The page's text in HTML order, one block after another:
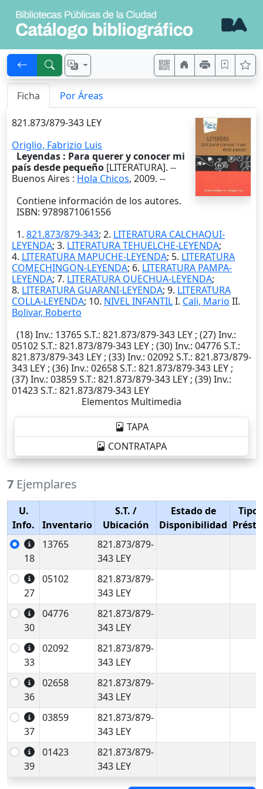
Ficha Por Áreas
821.873/879-343 LEY
Origlio, Fabrizio Luis
Leyendas : Para querer y conocer mi
país desde pequeño [LITERATURA]. --
Buenos Aires : Hola Chicos, 2009. --
Contiene información de los autores.
ISBN: 9789871061556
1. 821.873/879-343; 2. LITERATURA CALCHAQUI-
LEYENDA; 3. LITERATURA TEHUELCHE-LEYENDA;
4. LITERATURA MAPUCHE-LEYENDA; 5. LITERATURA
COMECHINGON-LEYENDA; 6. LITERATURA PAMPA-
LEYENDA; 7. LITERATURA QUECHUA-LEYENDA;
8. LITERATURA GUARANI-LEYENDA; 9. LITERATURA
COLLA-LEYENDA; 10. NIVEL INFANTILI. Cali, Mario II.
Bolivar, Roberto
(18)Inv.: 13765S.T.: 821.873/879-343 LEY ; (27)Inv.:
05102S.T.: 821.873/879-343 LEY ; (30)Inv.: 04776S.T.:
821.873/879-343 LEY ; (33)Inv.: 02092S.T.: 821.873/879-
343 LEY ; (36)Inv.: 02658S.T.: 821.873/879-343 LEY ;
(37)Inv.: 03859S.T.: 821.873/879-343 LEY ; (39)Inv.:
01423S.T.: 821.873/879-343 LEY
Elementos Multimedia
TAPA
CONTRATAPA
7 Ejemplares
U.
Info.
Inventario
S.T. /
Ubicación
Estado de
Disponibilidad
Tipo
18
13765
821.873/879-
343 LEY
27
05102
821.873/879-
343 LEY
30
04776
821.873/879-
343 LEY
33
02092
821.873/879-
343 LEY
36
02658
821.873/879-
343 LEY
37
03859
821.873/879-
343 LEY
39
01423
821.873/879-
343 LEY